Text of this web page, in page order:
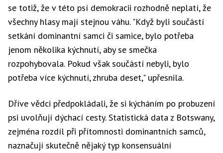
se totiž, že v této psí demokracii rozhodně neplatí, že
všechny hlasy mají stejnou váhu. "Když byli součástí
setkání dominantní samci či samice, bylo potřeba
jenom několika kýchnutí, aby se smečka
rozpohybovala. Pokud však součástí nebyli, bylo
potřeba více kýchnutí, zhruba deset," upřesnila.
Dříve vědci předpokládali, že si kýcháním po probuzení
psi uvolňují dýchací cesty. Statistická data z Botswany,
zejména rozdíl při přítomnosti dominantních samců,
naznačují skutečně nějaký typ konsensuální